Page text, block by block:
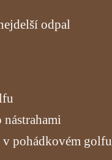
odpal
pohádkovém golfu